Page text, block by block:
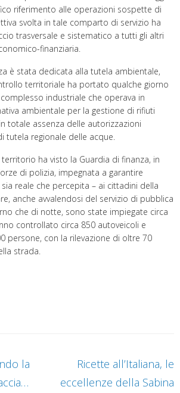
riferimento alle operazioni sospette di
svolta in tale comparto di servizio ha
trasversale e sistematico a tutti gli altri
finanziaria.
è stata dedicata alla tutela ambientale,
territoriale ha portato qualche giorno
industriale che operava in
ambientale per la gestione di rifiuti
totale assenza delle autorizzazioni
tutela regionale delle acque.
ha visto la Guardia di finanza, in
di polizia, impegnata a garantire
reale che percepita – ai cittadini della
anche avvalendosi del servizio di pubblica
che di notte, sono state impiegate circa
controllato circa 850 autoveicoli e
persone, con la rilevazione di oltre 70
strada.
la
Ricette all’Italiana, le
eccellenze della Sabina